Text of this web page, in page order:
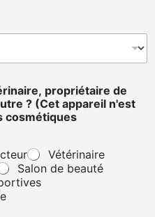
propriétaire de
? (Cet appareil n'est
cosmétiques
Vétérinaire
Salon de beauté